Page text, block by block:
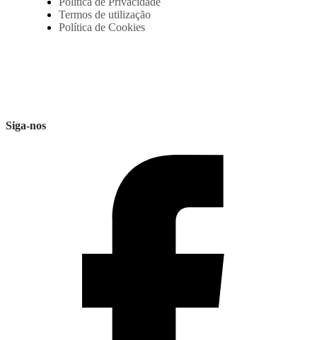
Termos de utilização
Política de Cookies
Siga-nos